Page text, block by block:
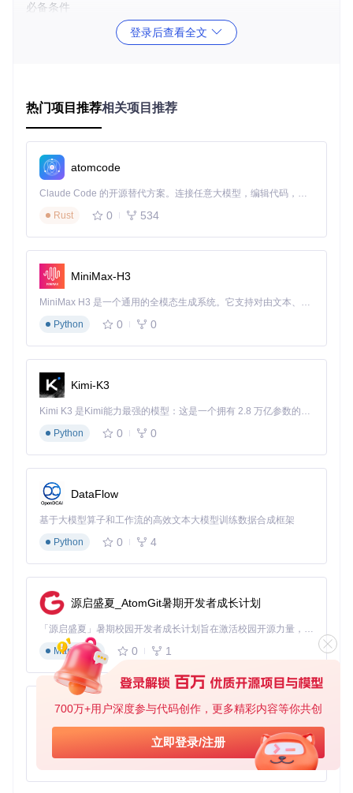
700万+用户深度参与代码创作，更多精彩内容等你共创
立即登录/注册
必备条件
需要解锁的iOS设备（iPhone或iPad），确保其运行iOS 15
至少1GB的可用存储空间
安装步骤
macOS系统
首先克隆项目仓库到本地
git clone
cd
sudo
sudo
启动应用程序
💡 小贴士：macOS系统可能会提示"无法打开因为无法验
证开发者"，这时需要在"系统偏好设置-安全性与隐私"中允
许该应用运行。
Linux系统
首先设置USB服务
sudo
git clone
cd applera1n
启动图形界面
💡 小贴士：Linux系统需要确保已安装libimobiledevice
库，如遇USB连接问题，可以尝试重新插拔设备或重启usb
登录后查看全文
热门项目推荐相关项目推荐
atomcode
Claude Code 的开源替代方案。连接任意大模型，编辑代码，运行命令，自动验证 — 全自动执行。用 Rust 构建，极致性能。 ｜ An open-source alternative to Claude Code. Connect any LLM, edit code, run commands, and verify changes — autonomously. Built in Rust for speed. Get Started
Rust
0 534
MiniMax-H3
MiniMax H3 是一个通用的全模态生成系统。它支持对由文本、图像、视频和音频组成的多模态上下文进行统一理解，并能生成分辨率高达 2K、时长可达 15 秒的带原生立体声音频的视频。得益于面向任务泛化的系统设计，H3 在预训练阶段就已具备广泛的多模态上下文理解与生成能力，能够出色地执行复杂的多模态指令。
Python
0 0
Kimi-K3
Kimi K3 是Kimi能力最强的模型：这是一个拥有 2.8 万亿参数的混合专家（MoE）模型，具备原生视觉理解能力，并支持 100 万 token 的上下文窗口。
Python
0 0
DataFlow
基于大模型算子和工作流的高效文本大模型训练数据合成框架
Python
0 4
源启盛夏_AtomGit暑期开发者成长计划
「源启盛夏」暑期校园开发者成长计划旨在激活校园开源力量，通过积分激励、认证扶持、资源倾斜等形式，引导高校组织和开发者完成「入驻 — 建项目 — 做贡献 — 获认证 — 得资源」的完整闭环。无论你是想带领社团入驻平台的组织者，还是希望用代码贡献证明自己的开发者，都能在这里找到属于你的成长路径。
Markdown
0 1
py-xiaozhi
基于Python的Xiaozhi AI，适用于想要完整Xiaozhi体验而无需拥有专用硬件的用户。
Python
0 1